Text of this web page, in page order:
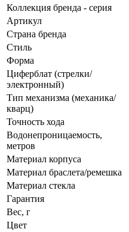
Коллекция бренда - серия
Артикул
Страна бренда
Стиль
Форма
Циферблат (стрелки/
электронный)
Тип механизма (механика/
кварц)
Точность хода
Водонепроницаемость,
метров
Материал корпуса
Материал браслета/ремешка
Материал стекла
Гарантия
Вес, г
Цвет